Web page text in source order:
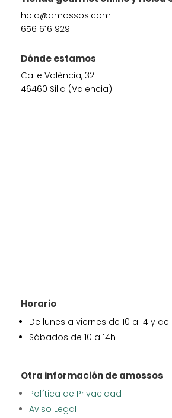
hola@amossos.com
656 616 929
Dónde estamos
Calle València, 32
46460 Silla (Valencia)
Horario
De lunes a viernes de 10 a 14 y de
Sábados de 10 a 14h
Otra información de amossos
Política de Privacidad
Aviso Legal